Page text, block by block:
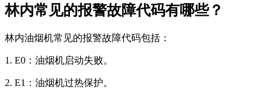
林内常见的报警故障代码有哪些？
林内油烟机常见的报警故障代码包括：
1. E0：油烟机启动失败。
2. E1：油烟机过热保护。